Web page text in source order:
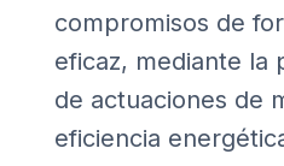
compromisos de
eficaz, mediante la
de actuaciones de
eficiencia